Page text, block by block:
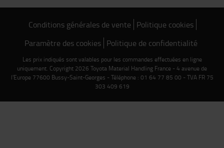
Conditions générales de vente Politique cookies
Paramètre des cookies Politique de confidentialité
Les prix indiqués sont valables pour les commandes effectuées en ligne
uniquement. Copyright 2026 Toyota Material Handling France - 4 avenue de
l'Europe 77600 Bussy-Saint-Georges - Téléphone : 01 64 77 85 00 - TVA FR 75
303 409 619